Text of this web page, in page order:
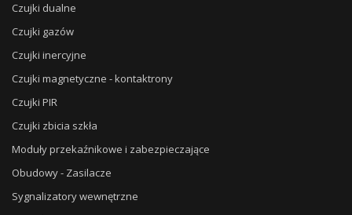
Czujki dualne
Czujki gazów
Czujki inercyjne
Czujki magnetyczne - kontaktrony
Czujki PIR
Czujki zbicia szkła
Moduły przekaźnikowe i zabezpieczające
Obudowy - Zasilacze
Sygnalizatory wewnętrzne